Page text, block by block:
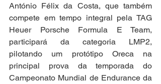
António Félix da Costa, que também
compete em tempo integral pela TAG
Heuer Porsche Formula E Team,
participará da categoria LMP2,
pilotando um protótipo Oreca na
principal prova da temporada do
Campeonato Mundial de Endurance da